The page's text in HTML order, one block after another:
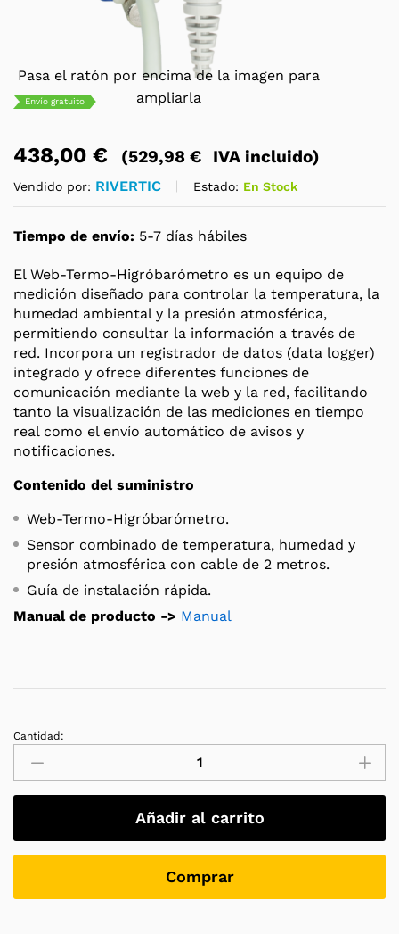
Envío gratuito
Pasa el ratón por encima de la imagen para
ampliarla
438,00 € (529,98 € IVA incluido)
Vendido por: RIVERTIC Estado: En Stock
Tiempo de envío: 5-7 días hábiles
El Web-Termo-Higróbarómetro es un equipo de
medición diseñado para controlar la temperatura, la
humedad ambiental y la presión atmosférica,
permitiendo consultar la información a través de
red. Incorpora un registrador de datos (data logger)
integrado y ofrece diferentes funciones de
comunicación mediante la web y la red, facilitando
tanto la visualización de las mediciones en tiempo
real como el envío automático de avisos y
notificaciones.
Contenido del suministro
Web-Termo-Higróbarómetro.
Sensor combinado de temperatura, humedad y
presión atmosférica con cable de 2 metros.
Guía de instalación rápida.
Manual de producto -> Manual
Web-
Termo-
Higrobarómetro
Cantidad:
Añadir al carrito
Comprar